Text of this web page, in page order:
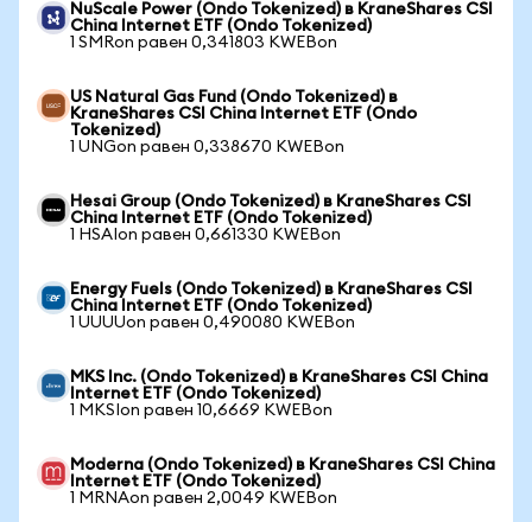
NuScale Power (Ondo Tokenized) в KraneShares CSI
China Internet ETF (Ondo Tokenized)
1 SMRon равен 0,341803 KWEBon
US Natural Gas Fund (Ondo Tokenized) в
KraneShares CSI China Internet ETF (Ondo
Tokenized)
1 UNGon равен 0,338670 KWEBon
Hesai Group (Ondo Tokenized) в KraneShares CSI
China Internet ETF (Ondo Tokenized)
1 HSAIon равен 0,661330 KWEBon
Energy Fuels (Ondo Tokenized) в KraneShares CSI
China Internet ETF (Ondo Tokenized)
1 UUUUon равен 0,490080 KWEBon
MKS Inc. (Ondo Tokenized) в KraneShares CSI China
Internet ETF (Ondo Tokenized)
1 MKSIon равен 10,6669 KWEBon
Moderna (Ondo Tokenized) в KraneShares CSI China
Internet ETF (Ondo Tokenized)
1 MRNAon равен 2,0049 KWEBon